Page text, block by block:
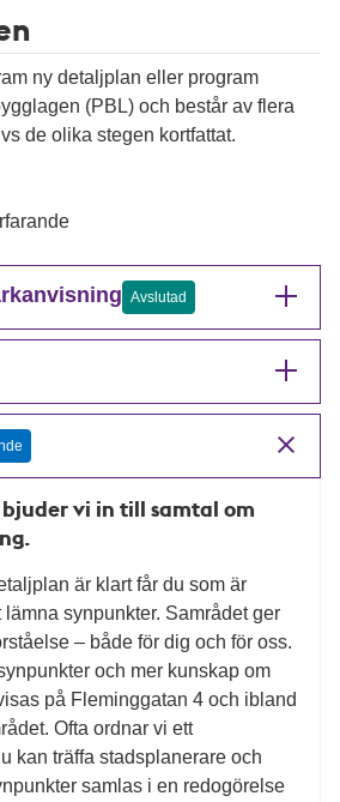
ny detaljplan eller program
(PBL) och består av flera
de olika stegen kortfattat.
Avslutad
bjuder vi in till samtal om
är klart får du som är
lämna synpunkter. Samrådet ger
– både för dig och för oss.
och mer kunskap om
på Fleminggatan 4 och ibland
Ofta ordnar vi ett
kan träffa stadsplanerare och
samlas i en redogörelse